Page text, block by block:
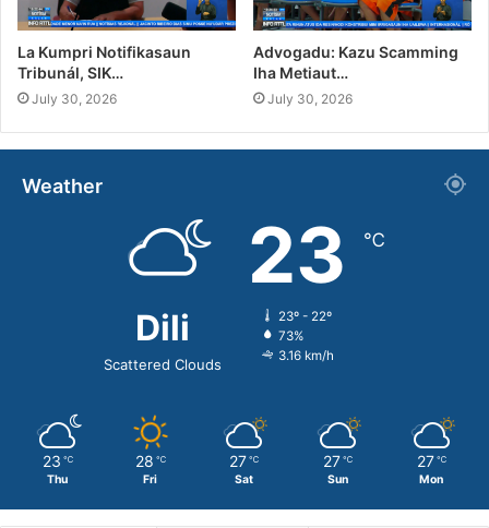
La Kumpri Notifikasaun
Tribunál, SIK…
July 30, 2026
Advogadu: Kazu Scamming
Iha Metiaut…
July 30, 2026
Weather
Dili
Scattered Clouds
23 ℃
23º - 22º
73%
3.16 km/h
23 ℃
Thu
28 ℃
Fri
27 ℃
Sat
27 ℃
Sun
27 ℃
Mon